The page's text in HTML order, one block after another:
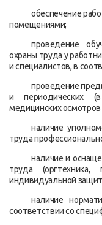
обеспечение
помещениями;
проведение
охраны труда у
и специалистов, в
проведение
и периодических
медицинских осмотров
наличие
труда
наличие и
труда (оргтехника,
индивидуальной
наличие
соответствии со